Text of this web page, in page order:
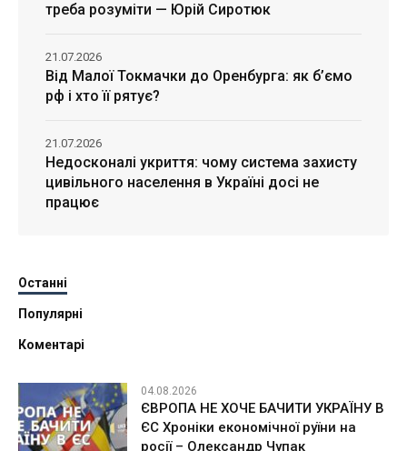
треба розуміти — Юрій Сиротюк
Від Малої Токмачки до Оренбурга: як б’ємо
рф і хто її рятує?
21.07.2026
Недосконалі укриття: чому система захисту
цивільного населення в Україні досі не
працює
21.07.2026
Останні
Популярні
Коментарі
04.08.2026
ЄВРОПА НЕ ХОЧЕ БАЧИТИ УКРАЇНУ В
ЄС Хроніки економічної руїни на
росії – Олександр Чупак